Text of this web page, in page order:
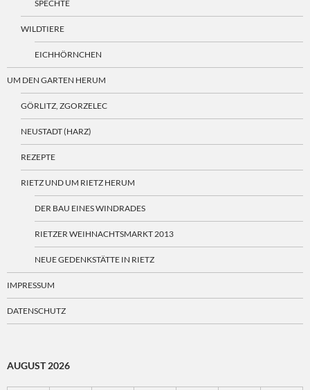
SPECHTE
WILDTIERE
EICHHÖRNCHEN
UM DEN GARTEN HERUM
GÖRLITZ, ZGORZELEC
NEUSTADT (HARZ)
REZEPTE
RIETZ UND UM RIETZ HERUM
DER BAU EINES WINDRADES
RIETZER WEIHNACHTSMARKT 2013
NEUE GEDENKSTÄTTE IN RIETZ
IMPRESSUM
DATENSCHUTZ
AUGUST 2026